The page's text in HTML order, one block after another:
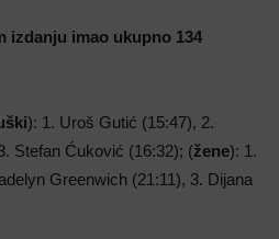
izdanju imao ukupno 134
): 1. Uroš Gutić (15:47), 2.
Stefan Ćuković (16:32); (žene): 1.
Greenwich (21:11), 3. Dijana